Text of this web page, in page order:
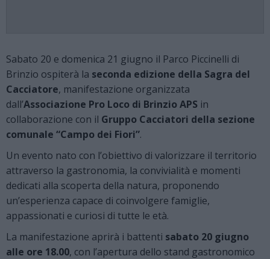
Sabato 20 e domenica 21 giugno il Parco Piccinelli di
Brinzio ospiterà la seconda edizione della Sagra del
Cacciatore, manifestazione organizzata
dall’Associazione Pro Loco di Brinzio APS in
collaborazione con il Gruppo Cacciatori della sezione
comunale “Campo dei Fiori”.
Un evento nato con l’obiettivo di valorizzare il territorio
attraverso la gastronomia, la convivialità e momenti
dedicati alla scoperta della natura, proponendo
un’esperienza capace di coinvolgere famiglie,
appassionati e curiosi di tutte le età.
La manifestazione aprirà i battenti sabato 20 giugno
alle ore 18.00, con l’apertura dello stand gastronomico